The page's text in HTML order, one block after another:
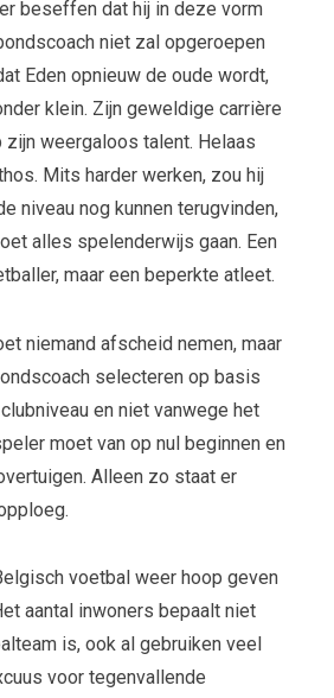
beseffen dat hij in deze vorm
niet zal opgeroepen
Eden opnieuw de oude wordt,
klein. Zijn geweldige carrière
weergaloos talent. Helaas
Mits harder werken, zou hij
niveau nog kunnen terugvinden,
alles spelenderwijs gaan. Een
maar een beperkte atleet.
niemand afscheid nemen, maar
selecteren op basis
en niet vanwege het
moet van op nul beginnen en
Alleen zo staat er
voetbal weer hoop geven
aantal inwoners bepaalt niet
is, ook al gebruiken veel
voor tegenvallende